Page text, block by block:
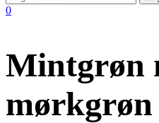
0
Mintgrøn